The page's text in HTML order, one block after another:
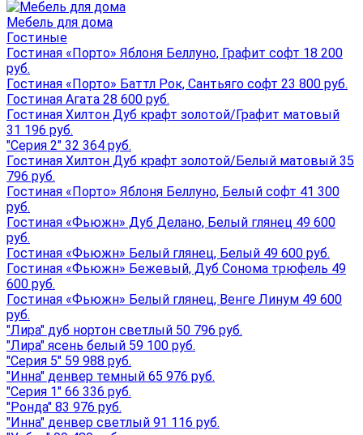
Мебель для дома
Гостиные
Гостиная «Порто» Яблоня Беллуно, Графит софт 18 200
руб.
Гостиная «Порто» Баттл Рок, Сантьяго софт 23 800 руб.
Гостиная Агата 28 600 руб.
Гостиная Хилтон Дуб крафт золотой/Графит матовый
31 196 руб.
"Серия 2" 32 364 руб.
Гостиная Хилтон Дуб крафт золотой/Белый матовый 35
796 руб.
Гостиная «Порто» Яблоня Беллуно, Белый софт 41 300
руб.
Гостиная «Фьюжн» Дуб Делано, Белый глянец 49 600
руб.
Гостиная «Фьюжн» Белый глянец, Белый 49 600 руб.
Гостиная «Фьюжн» Бежевый, Дуб Сонома трюфель 49
600 руб.
Гостиная «Фьюжн» Белый глянец, Венге Линум 49 600
руб.
"Лира" дуб нортон светлый 50 796 руб.
"Лира" ясень белый 59 100 руб.
"Серия 5" 59 988 руб.
"Инна" денвер темный 65 976 руб.
"Серия 1" 66 336 руб.
"Ронда" 83 976 руб.
"Инна" денвер светлый 91 116 руб.